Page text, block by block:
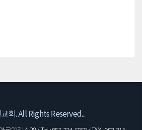
회. All Rights Reserved..